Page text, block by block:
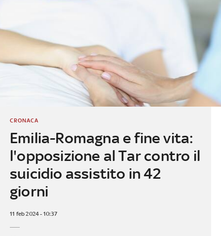
Emilia-Romagna e fine vita:
l'opposizione al Tar contro il
suicidio assistito in 42
giorni
CRONACA
11 feb 2024 - 10:37